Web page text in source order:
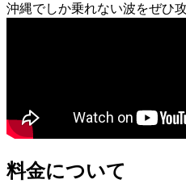
沖縄でしか乗れない波をぜひ
料金について